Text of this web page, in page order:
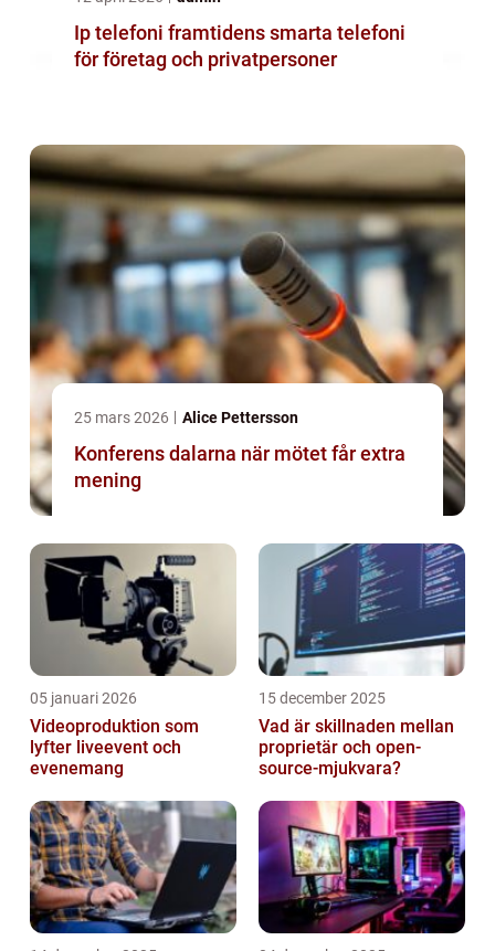
Ip telefoni framtidens smarta telefoni
för företag och privatpersoner
25 mars 2026 Alice Pettersson
Konferens dalarna när mötet får extra
mening
05 januari 2026
Videoproduktion som
lyfter liveevent och
evenemang
15 december 2025
Vad är skillnaden mellan
proprietär och open-
source-mjukvara?